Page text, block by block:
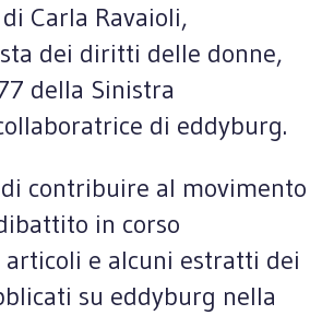
Carla Ravaioli,
dei diritti delle donne,
della Sinistra
di eddyburg.
contribuire al movimento
in corso
e alcuni estratti dei
su eddyburg nella